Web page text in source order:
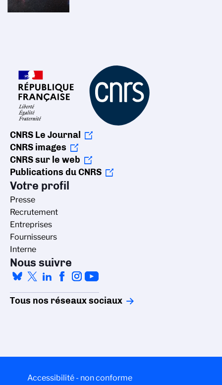
CNRS Le Journal
CNRS images
CNRS sur le web
Publications du CNRS
Votre profil
Presse
Recrutement
Entreprises
Fournisseurs
Interne
Nous suivre
Tous nos réseaux sociaux
Accessibilité - non conforme